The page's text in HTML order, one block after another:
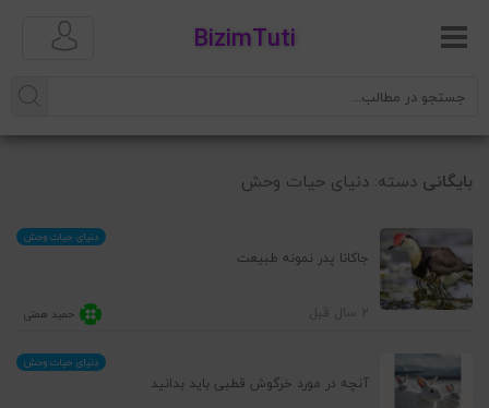
BizimTuti
بایگانی دسته: دنیای حیات وحش
دنیای حیات وحش
جاکانا پدر نمونه طبیعت
حمید همتی
دنیای حیات وحش
آنچه در مورد خرگوش قطبی باید بدانید